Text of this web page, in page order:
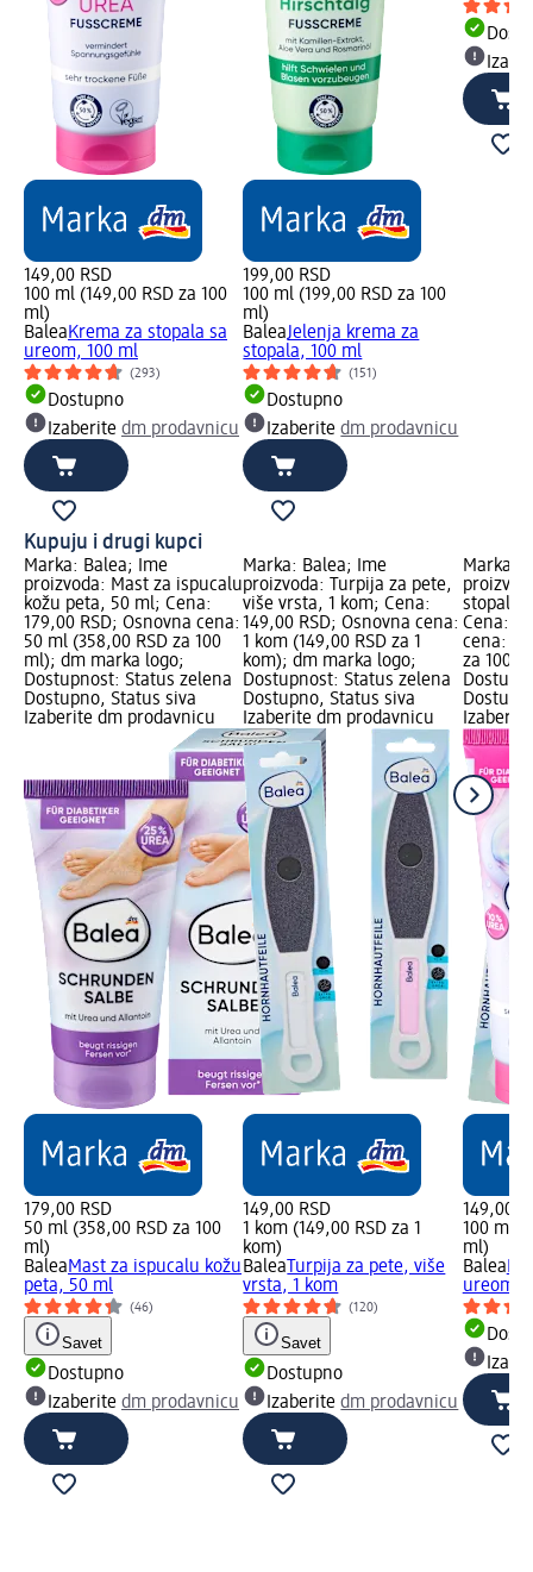
149,00 RSD
100 ml (149,00 RSD za 100
ml)
BaleaKrema za stopala sa
ureom, 100 ml
(293)
Dostupno
Izaberite dm prodavnicu
199,00 RSD
100 ml (199,00 RSD za 100
ml)
BaleaJelenja krema za
stopala, 100 ml
(151)
Dostupno
Izaberitedm prodavnicu
Kupuju i drugi kupci
Marka: Balea; Ime
proizvoda: Mast za ispucalu
kožu peta, 50 ml; Cena:
179,00 RSD; Osnovna cena:
50 ml (358,00 RSD za 100
ml); dm marka logo;
Dostupnost: Status zelena
Dostupno, Status siva
Izaberite dm prodavnicu
179,00 RSD
50 ml (358,00 RSD za 100
ml)
BaleaMast za ispucalu kožu
peta, 50 ml
(46)
Savet
Dostupno
Izaberite dm prodavnicu
Marka: Balea; Ime
proizvoda: Turpija za pete,
više vrsta, 1 kom; Cena:
149,00 RSD; Osnovna cena:
1 kom (149,00 RSD za 1
kom); dm marka logo;
Dostupnost: Status zelena
Dostupno, Status siva
Izaberite dm prodavnicu
149,00 RSD
1 kom (149,00 RSD za 1
kom)
Balea Turpija za pete, više
vrsta, 1 kom
(120)
Savet
Dostupno
Izaberitedm prodavnicu
Marka:
stopala
Cena:
cena:
za 100
149,00
100 ml
ml)
Balea
ureom,